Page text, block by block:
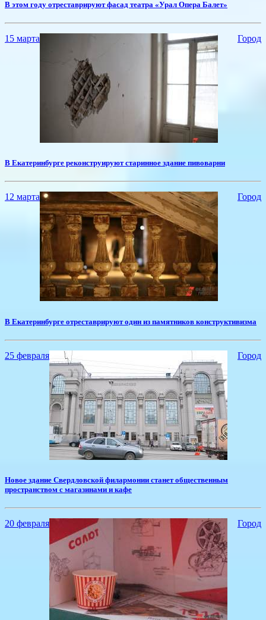
​В этом году отреставрируют фасад театра «Урал Опера Балет»
15 марта Город
​В Екатеринбурге реконструируют старинное здание пивоварни
12 марта Город
В Екатеринбурге отреставрируют один из памятников конструктивизма
25 февраля Город
​Новое здание Свердловской филармонии станет общественным
пространством с магазинами и кафе
20 февраля Город